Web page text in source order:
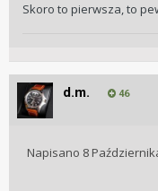
Skoro to pierwsza, to
d.m. 46
Napisano 8